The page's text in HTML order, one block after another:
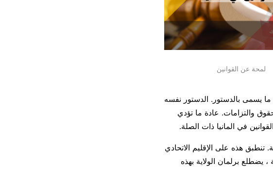
لمحة عن القوانين
ما يسمى بالدستور. الدستور نفسه
والتزامات. عادة ما تؤدي
في المانيا ذات الصلة.
تنطبق هذه على الإقليم الاتحادي
، يضطلع برلمان الولاية بهذه